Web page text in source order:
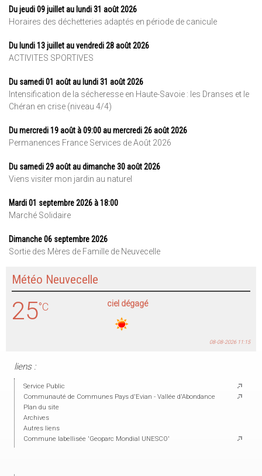
Du jeudi 09 juillet au lundi 31 août 2026
Horaires des déchetteries adaptés en période de canicule
Du lundi 13 juillet au vendredi 28 août 2026
ACTIVITES SPORTIVES
Du samedi 01 août au lundi 31 août 2026
Intensification de la sécheresse en Haute-Savoie : les Dranses et le
Chéran en crise (niveau 4/4)
Du mercredi 19 août à 09:00 au mercredi 26 août 2026
Permanences France Services de Août 2026
Du samedi 29 août au dimanche 30 août 2026
Viens visiter mon jardin au naturel
Mardi 01 septembre 2026 à 18:00
Marché Solidaire
Dimanche 06 septembre 2026
Sortie des Mères de Famille de Neuvecelle
Météo Neuvecelle
ciel dégagé
25°C
08-08-2026 11:15
liens :
Service Public
Communauté de Communes Pays d'Evian - Vallée d'Abondance
Plan du site
Archives
Autres liens
Commune labellisée 'Geoparc Mondial UNESCO'